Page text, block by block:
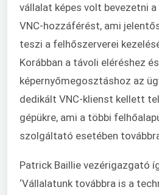
vállalat képes volt bevezetni
VNC-hozzáférést, ami
teszi a felhőszerverei
Korábban a távoli eléréshez
képernyőmegosztáshoz az
dedikált VNC-klienst kellett
gépükre, ami a többi
szolgáltató esetében
Patrick Baillie vezérigazgató
‘Vállalatunk továbbra is a